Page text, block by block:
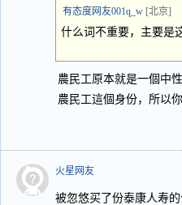
有态度网友001q_w [北京]
什么词不重要，主要是
農民工原本就是一個中
農民工這個身份，所以
火星网友
被忽悠买了份泰康人寿